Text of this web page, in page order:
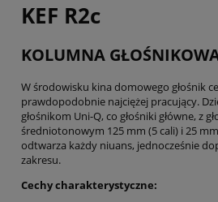
KEF R2c
KOLUMNA
W środowisku kina domowego głośnik
prawdopodobnie najciężej pracujący.
głośnikom Uni-Q, co głośniki główne, z
średniotonowym 125 mm (5 cali) i 25
odtwarza każdy niuans, jednocześnie
zakresu.
Cechy charakterystyczne: